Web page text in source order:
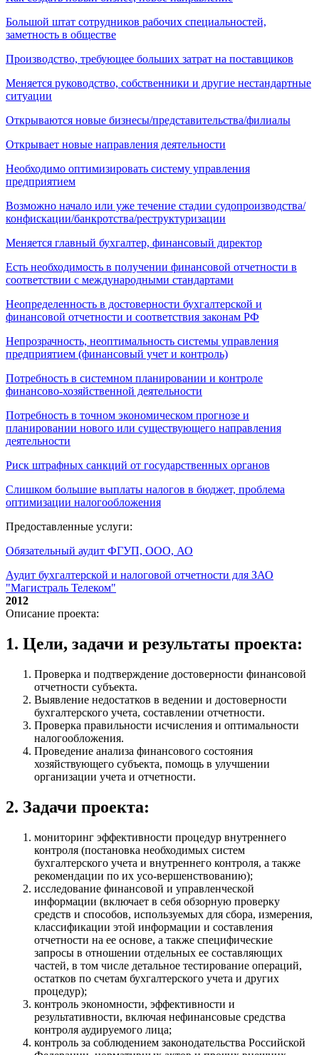
Большой штат сотрудников рабочих специальностей,
заметность в обществе
Производство, требующее больших затрат на поставщиков
Меняется руководство, собственники и другие нестандартные
ситуации
Открываются новые бизнесы/представительства/филиалы
Открывает новые направления деятельности
Необходимо оптимизировать систему управления
предприятием
Возможно начало или уже течение стадии судопроизводства/
конфискации/банкротства/реструктуризации
Меняется главный бухгалтер, финансовый директор
Есть необходимость в получении финансовой отчетности в
соответствии с международными стандартами
Неопределенность в достоверности бухгалтерской и
финансовой отчетности и соответствия законам РФ
Непрозрачность, неоптимальность системы управления
предприятием (финансовый учет и контроль)
Потребность в системном планировании и контроле
финансово-хозяйственной деятельности
Потребность в точном экономическом прогнозе и
планировании нового или существующего направления
деятельности
Риск штрафных санкций от государственных органов
Слишком большие выплаты налогов в бюджет, проблема
оптимизации налогообложения
Предоставленные услуги:
Обязательный аудит ФГУП, ООО, АО
Аудит бухгалтерской и налоговой отчетности для ЗАО
"Магистраль Телеком"
2012
Описание проекта:
1. Цели, задачи и результаты проекта:
Проверка и подтверждение достоверности финансовой
отчетности субъекта.
Выявление недостатков в ведении и достоверности
бухгалтерского учета, составлении отчетности.
Проверка правильности исчисления и оптимальности
налогообложения.
Проведение анализа финансового состояния
хозяйствующего субъекта, помощь в улучшении
организации учета и отчетности.
2. Задачи проекта:
мониторинг эффективности процедур внутреннего
контроля (постановка необходимых систем
бухгалтерского учета и внутреннего контроля, а также
рекомендации по их усо-вершенствованию);
исследование финансовой и управленческой
информации (включает в себя обзорную проверку
средств и способов, используемых для сбора, измерения,
классификации этой информации и составления
отчетности на ее основе, а также специфические
запросы в отношении отдельных ее составляющих
частей, в том числе детальное тестирование операций,
остатков по счетам бухгалтерского учета и других
процедур);
контроль экономности, эффективности и
результативности, включая нефинансовые средства
контроля аудируемого лица;
контроль за соблюдением законодательства Российской